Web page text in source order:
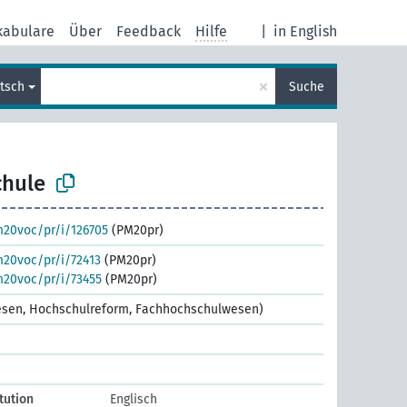
in English
Über Feedback Hilfe
× Suche
pr/i/126705 (PM20pr)
pr/i/72413 (PM20pr)
pr/i/73455 (PM20pr)
Hochschulreform, Fachhochschulwesen)
Englisch